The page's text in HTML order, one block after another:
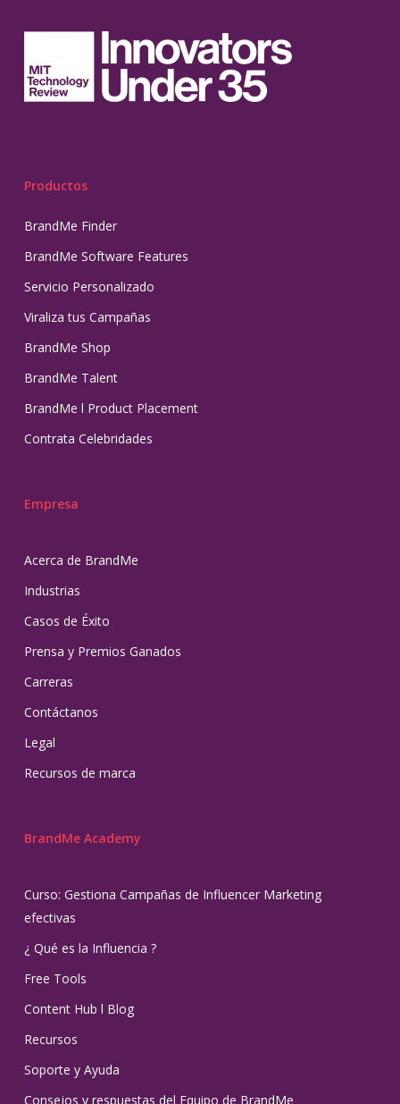
Productos
BrandMe Finder
BrandMe Software Features
Servicio Personalizado
Viraliza tus Campañas
BrandMe Shop
BrandMe Talent
BrandMe l Product Placement
Contrata Celebridades
Empresa
Acerca de BrandMe
Industrias
Casos de Éxito
Prensa y Premios Ganados
Carreras
Contáctanos
Legal
Recursos de marca
BrandMe Academy
Curso: Gestiona Campañas de Influencer Marketing
efectivas
¿ Qué es la Influencia ?
Free Tools
Content Hub l Blog
Recursos
Soporte y Ayuda
Consejos y respuestas del Equipo de BrandMe